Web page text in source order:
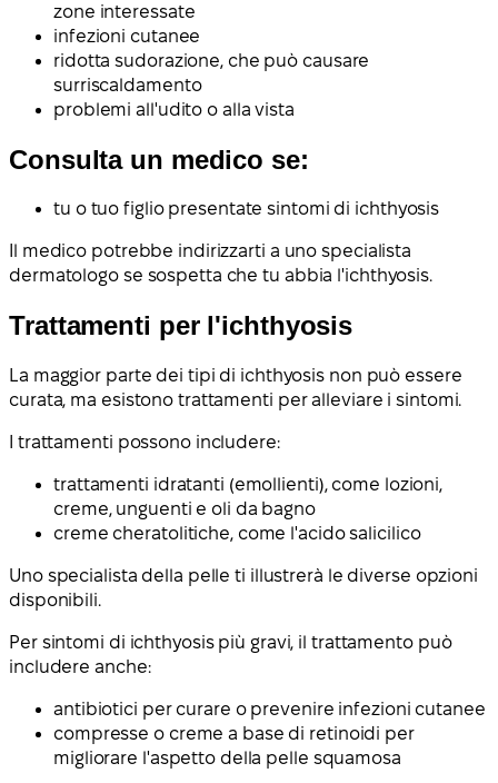
zone interessate
infezioni cutanee
ridotta sudorazione, che può causare
surriscaldamento
problemi all'udito o alla vista
Consulta un medico se:
tu o tuo figlio presentate sintomi di ichthyosis
Il medico potrebbe indirizzarti a uno specialista
dermatologo se sospetta che tu abbia l'ichthyosis.
Trattamenti per l'ichthyosis
La maggior parte dei tipi di ichthyosis non può essere
curata, ma esistono trattamenti per alleviare i sintomi.
I trattamenti possono includere:
trattamenti idratanti (emollienti), come lozioni,
creme, unguenti e oli da bagno
creme cheratolitiche, come l'acido salicilico
Uno specialista della pelle ti illustrerà le diverse opzioni
disponibili.
Per sintomi di ichthyosis più gravi, il trattamento può
includere anche:
antibiotici per curare o prevenire infezioni cutanee
compresse o creme a base di retinoidi per
migliorare l'aspetto della pelle squamosa